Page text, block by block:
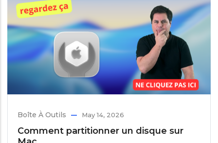
Boîte À Outils May 14, 2026
Comment partitionner un disque sur